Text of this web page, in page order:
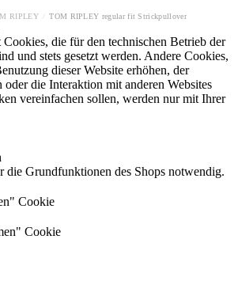
RIPLEY TOM RIPLEY regular fit Strickpullover
Cookies, die für den technischen Betrieb der
und stets gesetzt werden. Andere Cookies,
dieser Website erhöhen, der
die Interaktion mit anderen Websites
vereinfachen sollen, werden nur mit Ihrer
die Grundfunktionen des Shops notwendig.
Cookie
Cookie